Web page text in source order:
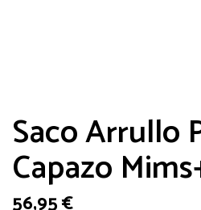
Saco Arrullo
Capazo
56,95€